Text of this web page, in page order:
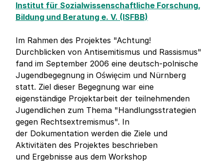
Institut für Sozialwissenschaftliche Forschung,
Bildung und Beratung e. V. (ISFBB)
Im Rahmen des Projektes "Achtung!
Durchblicken von Antisemitismus und Rassismus"
fand im September 2006 eine deutsch-polnische
Jugendbegegnung in Oświęcim und Nürnberg
statt. Ziel dieser Begegnung war eine
eigenständige Projektarbeit der teilnehmenden
Jugendlichen zum Thema "Handlungsstrategien
gegen Rechtsextremismus". In
der Dokumentation werden die Ziele und
Aktivitäten des Projektes beschrieben
und Ergebnisse aus dem Workshop